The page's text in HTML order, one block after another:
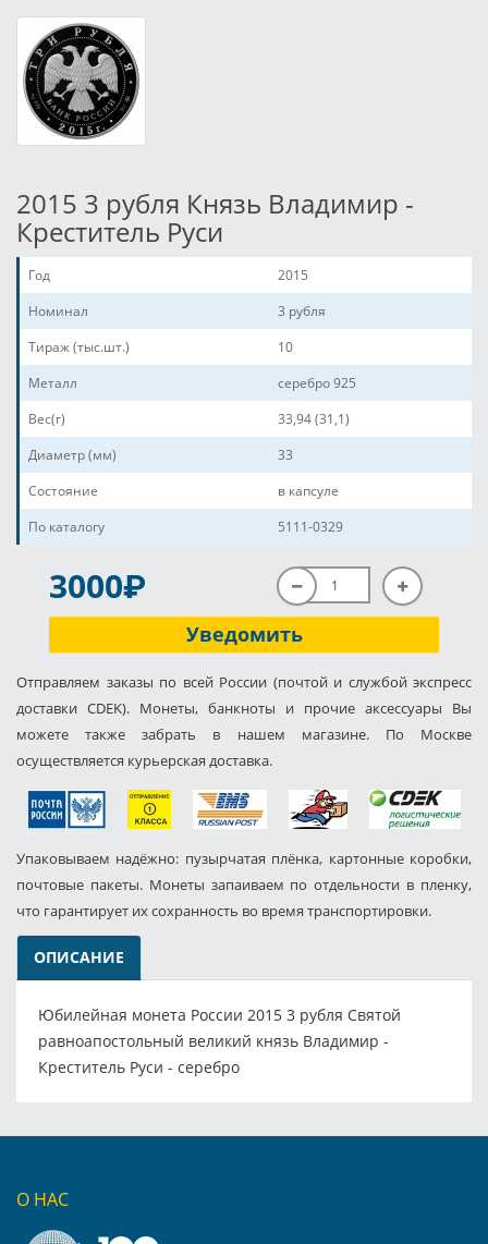
2015 3 рубля Князь Владимир -
Креститель Руси
Год
2015
Номинал
3 рубля
Тираж (тыс.шт.)
10
Металл
серебро 925
Вес(г)
33,94 (31,1)
Диаметр (мм)
33
Состояние
в капсуле
По каталогу
5111-0329
3000P
Уведомить
Отправляем заказы по всей России (почтой и службой экспресс
доставки CDEK). Монеты, банкноты и прочие аксессуары Вы
можете также забрать в нашем магазине. По Москве
осуществляется курьерская доставка.
Упаковываем надёжно: пузырчатая плёнка, картонные коробки,
почтовые пакеты. Монеты запаиваем по отдельности в пленку,
что гарантирует их сохранность во время транспортировки.
ОПИСАНИЕ
Юбилейная монета России 2015 3 рубля Святой
равноапостольный великий князь Владимир -
Креститель Руси - серебро
О НАС